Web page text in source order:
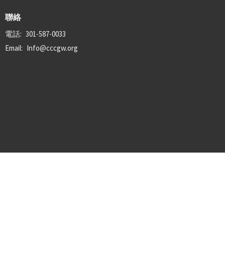
聯絡
電話: 301-587-0033
Email: Info@cccgw.org